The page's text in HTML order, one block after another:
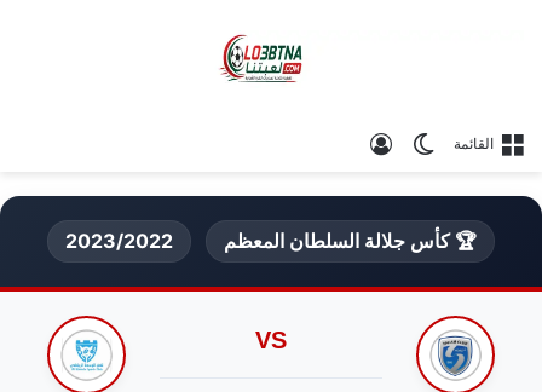
القائمة الوضع المظلم
🏆 كأس جلالة السلطان المعظم 2023/2022
VS